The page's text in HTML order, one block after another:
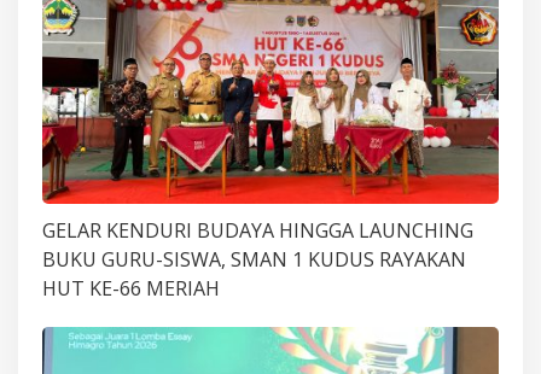
GELAR KENDURI BUDAYA HINGGA LAUNCHING
BUKU GURU-SISWA, SMAN 1 KUDUS RAYAKAN
HUT KE-66 MERIAH